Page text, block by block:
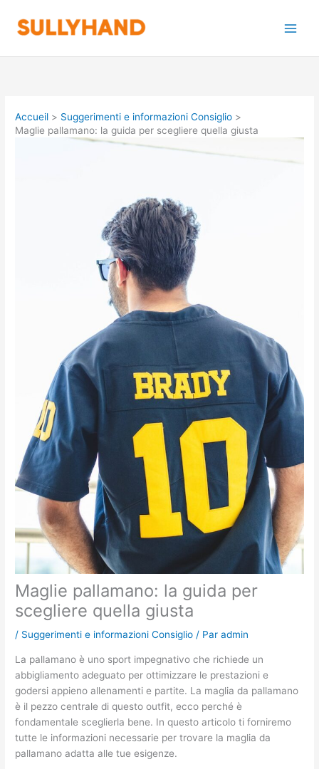
contenu
Accueil
Suggerimenti e informazioni Consiglio
Maglie pallamano: la guida per scegliere quella giusta
Maglie pallamano: la guida per
scegliere quella giusta
/ Suggerimenti e informazioni Consiglio / Paradmin
La pallamano è uno sport impegnativo che richiede un
abbigliamento adeguato per ottimizzare le prestazioni e
godersi appieno allenamenti e partite. La maglia da pallamano
è il pezzo centrale di questo outfit, ecco perché è
fondamentale sceglierla bene. In questo articolo ti forniremo
tutte le informazioni necessarie per trovare la maglia da
pallamano adatta alle tue esigenze.